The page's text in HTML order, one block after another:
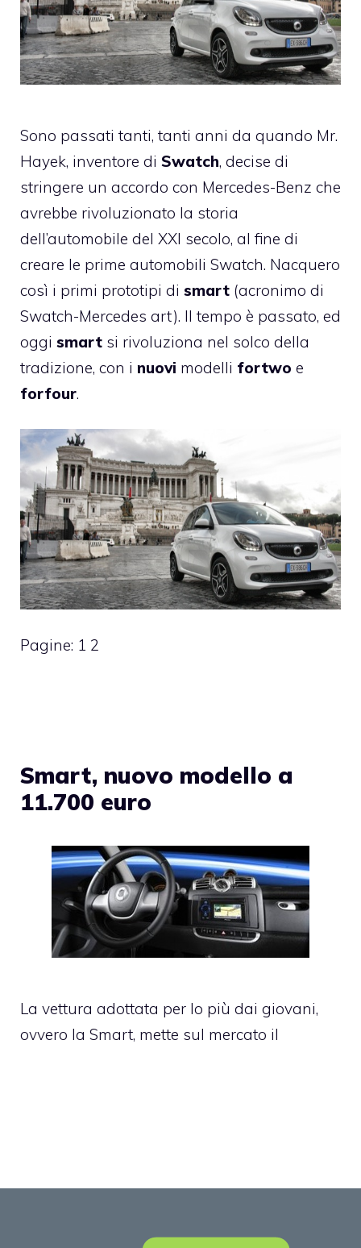
Sono passati tanti, tanti anni da quando Mr.
Hayek, inventore di Swatch, decise di
stringere un accordo con Mercedes-Benz che
avrebbe rivoluzionato la storia
dell’automobile del XXI secolo, al fine di
creare le prime automobili Swatch. Nacquero
così i primi prototipi di smart (acronimo di
Swatch-Mercedes art). Il tempo è passato, ed
oggi smart si rivoluziona nel solco della
tradizione, con i nuovi modelli fortwo e
forfour.
Pagine: 1 2
Smart, nuovo modello a
11.700 euro
La vettura adottata per lo più dai giovani,
ovvero la Smart, mette sul mercato il